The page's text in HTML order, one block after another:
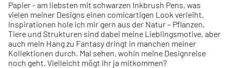
Papier - am liebsten mit schwarzen Inkbrush Pens, was
vielen meiner Designs einen comicartigen Look verleiht.
Inspirationen hole ich mir gern aus der Natur – Pflanzen,
Tiere und Strukturen sind dabei meine Lieblingsmotive, aber
auch mein Hang zu Fantasy dringt in manchen meiner
Kollektionen durch. Mal sehen, wohin meine Designreise
noch geht. Vielleicht mögt ihr ja mitkommen?